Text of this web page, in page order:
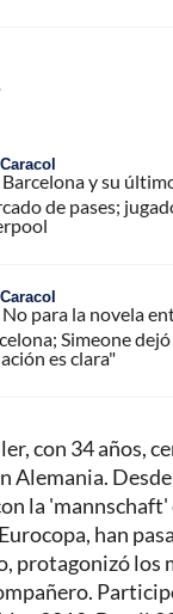
Barcelona y su
de pases;
No para la novela
Simeone
es clara"
con 34 años,
Alemania.
la
han
protagonizó los